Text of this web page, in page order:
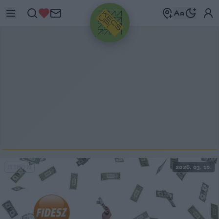
HIRDETÉS
ITTHON 2026. 03. 10.